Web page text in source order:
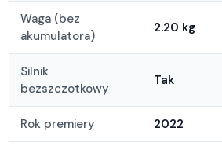
Waga (bez
akumulatora)
2.20 kg
Silnik
bezszczotkowy
Tak
Rok premiery 2022